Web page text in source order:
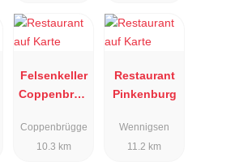
Felsenkeller
Coppenbrüg
Coppenbrügge
10.3 km
Restaurant
Pinkenburg
Wennigsen
11.2 km